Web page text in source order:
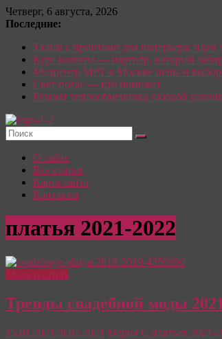
Перейти
к
Четверг, 6 августа, 2026
Последние:
Ткани с принтами для интерьера: идеи
Курс валюты — партнёр, который
Медцентр МРТ в Москве цены и
Свет погас — кто поможет
Ремонт теплообменника газовой
Красотка:
женский
сайт
Моде,
стиле
и
только
полезные
для
женщины
О сайте
Все статьи
Карта сайта
Контакты
платья 2021-2022
Мода и стиль
Тренды свадебной моды
15.01.2021 28.02.2021 Мария С платьев 2021-